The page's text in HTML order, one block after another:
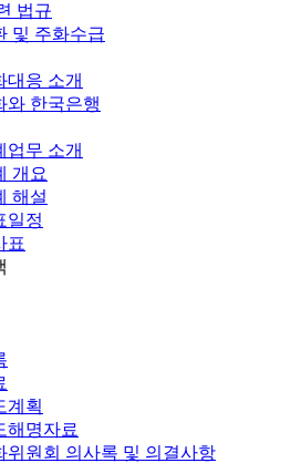
법규
및 주화수급
대응 소개
와 한국은행
업무 소개
개요
해설
일정
표
계획
해명자료
위원회 의사록 및 의결사항